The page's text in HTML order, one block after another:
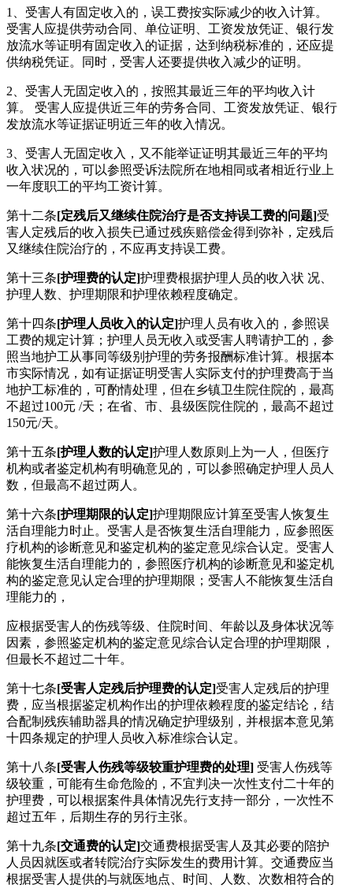
1、受害人有固定收入的，误工费按实际减少的收入计算。
受害人应提供劳动合同、单位证明、工资发放凭证、银行发
放流水等证明有固定收入的证据，达到纳税标准的，还应提
供纳税凭证。同时，受害人还要提供收入减少的证明。
2、受害人无固定收入的，按照其最近三年的平均收入计
算。 受害人应提供近三年的劳务合同、工资发放凭证、银行
发放流水等证据证明近三年的收入情况。
3、受害人无固定收入，又不能举证证明其最近三年的平均
收入状况的，可以参照受诉法院所在地相同或者相近行业上
一年度职工的平均工资计算。
第十二条[定残后又继续住院治疗是否支持误工费的问题]受
害人定残后的收入损失已通过残疾赔偿金得到弥补，定残后
又继续住院治疗的，不应再支持误工费。
第十三条[护理费的认定]护理费根据护理人员的收入状 况、
护理人数、护理期限和护理依赖程度确定。
第十四条[护理人员收入的认定]护理人员有收入的，参照误
工费的规定计算；护理人员无收入或受害人聘请护工的，参
照当地护工从事同等级别护理的劳务报酬标准计算。根据本
市实际情况，如有证据证明受害人实际支付的护理费高于当
地护工标准的，可酌情处理，但在乡镇卫生院住院的，最髙
不超过100元 /天；在省、市、县级医院住院的，最高不超过
150元/天。
第十五条[护理人数的认定]护理人数原则上为一人，但医疗
机构或者鉴定机构有明确意见的，可以参照确定护理人员人
数，但最高不超过两人。
第十六条[护理期限的认定]护理期限应计算至受害人恢复生
活自理能力时止。受害人是否恢复生活自理能力，应参照医
疗机构的诊断意见和鉴定机构的鉴定意见综合认定。受害人
能恢复生活自理能力的，参照医疗机构的诊断意见和鉴定机
构的鉴定意见认定合理的护理期限；受害人不能恢复生活自
理能力的，
应根据受害人的伤残等级、住院时间、年龄以及身体状况等
因素，参照鉴定机构的鉴定意见综合认定合理的护理期限，
但最长不超过二十年。
第十七条[受害人定残后护理费的认定]受害人定残后的护理
费，应当根据鉴定机构作出的护理依赖程度的鉴定结论，结
合配制残疾辅助器具的情况确定护理级别，并根据本意见第
十四条规定的护理人员收入标准综合认定。
第十八条[受害人伤残等级较重护理费的处理] 受害人伤残等
级较重，可能有生命危险的，不宜判决一次性支付二十年的
护理费，可以根据案件具体情况先行支持一部分，一次性不
超过五年，后期生存的另行主张。
第十九条[交通费的认定]交通费根据受害人及其必要的陪护
人员因就医或者转院治疗实际发生的费用计算。交通费应当
根据受害人提供的与就医地点、时间、人数、次数相符合的